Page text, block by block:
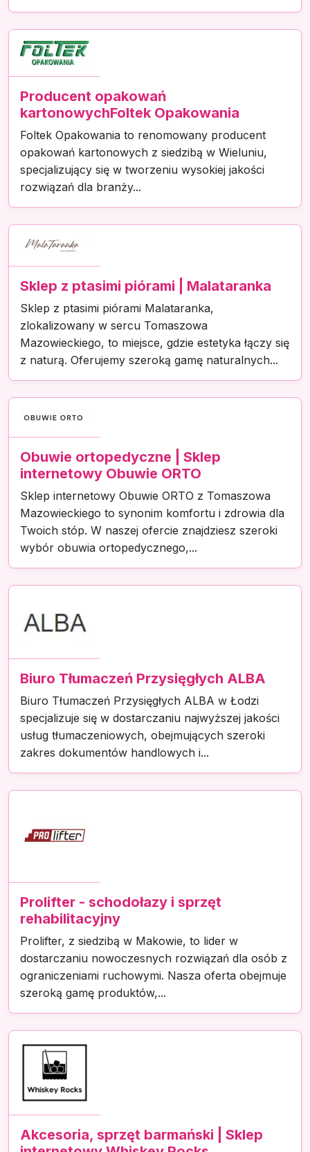
Producent opakowań
kartonowychFoltek Opakowania
Foltek Opakowania to renomowany producent
opakowań kartonowych z siedzibą w Wieluniu,
specjalizujący się w tworzeniu wysokiej jakości
rozwiązań dla branży...
Sklep z ptasimi piórami | Malataranka
Sklep z ptasimi piórami Malataranka,
zlokalizowany w sercu Tomaszowa
Mazowieckiego, to miejsce, gdzie estetyka łączy się
z naturą. Oferujemy szeroką gamę naturalnych...
Obuwie ortopedyczne | Sklep
internetowy Obuwie ORTO
Sklep internetowy Obuwie ORTO z Tomaszowa
Mazowieckiego to synonim komfortu i zdrowia dla
Twoich stóp. W naszej ofercie znajdziesz szeroki
wybór obuwia ortopedycznego,...
Biuro Tłumaczeń Przysięgłych ALBA
Biuro Tłumaczeń Przysięgłych ALBA w Łodzi
specjalizuje się w dostarczaniu najwyższej jakości
usług tłumaczeniowych, obejmujących szeroki
zakres dokumentów handlowych i...
Prolifter - schodołazy i sprzęt
rehabilitacyjny
Prolifter, z siedzibą w Makowie, to lider w
dostarczaniu nowoczesnych rozwiązań dla osób z
ograniczeniami ruchowymi. Nasza oferta obejmuje
szeroką gamę produktów,...
Akcesoria, sprzęt barmański | Sklep